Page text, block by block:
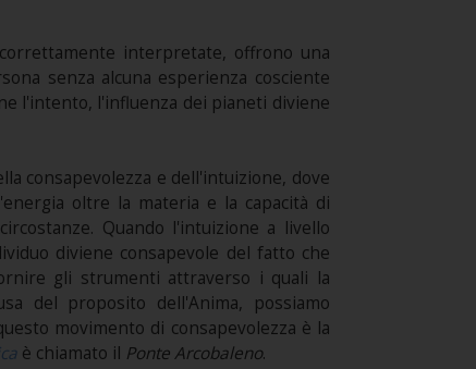
interpretate, offrono una
senza alcuna esperienza cosciente
l'intento, l'influenza dei pianeti diviene
consapevolezza e dell'intuizione, dove
oltre la materia e la capacità di
Quando l'intuizione a livello
diviene consapevole del fatto che
gli strumenti attraverso i quali la
del proposito dell'Anima, possiamo
movimento di consapevolezza è la
è chiamato il Ponte Arcobaleno.